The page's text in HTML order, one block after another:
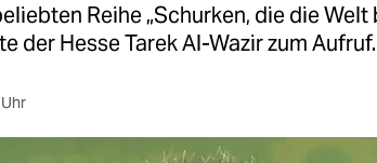
Reihe „Schurken, die die
der Hesse Tarek Al-Wazir zum Aufruf.